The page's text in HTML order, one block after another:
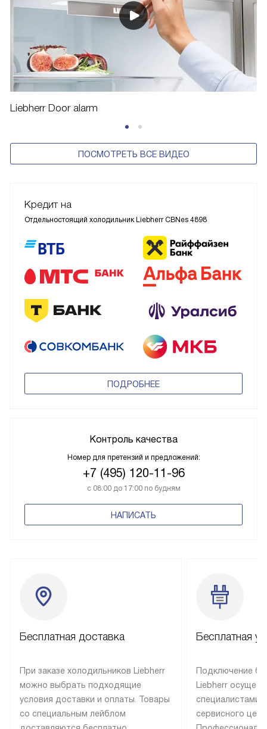
Liebherr Door alarm
ПОСМОТРЕТЬ ВСЕ ВИДЕО
Кредит на
Отдельностоящий холодильник Liebherr CBNes 4898
ПОДРОБНЕЕ
Контроль качества
Номер для претензий и предложений:
+7 (495) 120-11-96
с 08:00 до 17:00 по будням
НАПИСАТЬ
Бесплатная доставка
При заказе холодильников Liebherr
можно выбрать подходящие
условия доставки и оплаты. Товары
со специальным лейблом
Бесплатная
Подключение
Liebherr
специалистами
сервисного